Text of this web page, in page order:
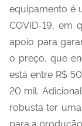
equipamento é
COVID-19, em
apoio para
o preço, que
está entre R$
20 mil.
robusta ter
para a